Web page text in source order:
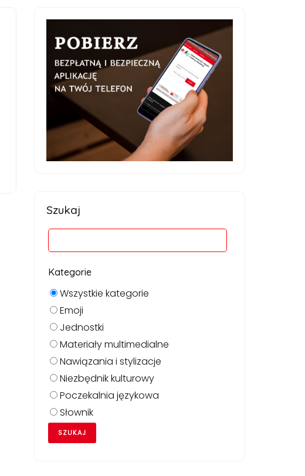
Szukaj
Kategorie
Wszystkie kategorie
Emoji
Jednostki
Materiały multimedialne
Nawiązania i stylizacje
Niezbędnik kulturowy
Poczekalnia językowa
Słownik